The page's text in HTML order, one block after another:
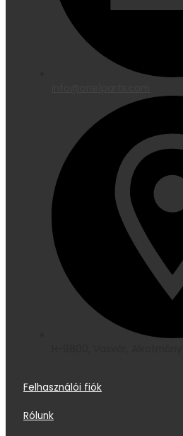
Felhasználói fiók
Rólunk